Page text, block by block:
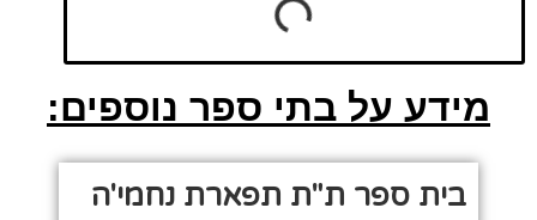
מידע על בתי ספר נוספים:
בית ספר ת"ת תפארת נחמי'ה